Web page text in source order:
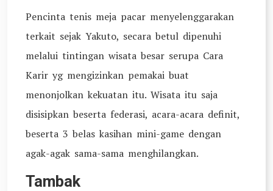
Pencinta tenis meja pacar menyelenggarakan
terkait sejak Yakuto, secara betul dipenuhi
melalui tintingan wisata besar serupa Cara
Karir yg mengizinkan pemakai buat
menonjolkan kekuatan itu. Wisata itu saja
disisipkan beserta federasi, acara-acara definit,
beserta 3 belas kasihan mini-game dengan
agak-agak sama-sama menghilangkan.
Tambak